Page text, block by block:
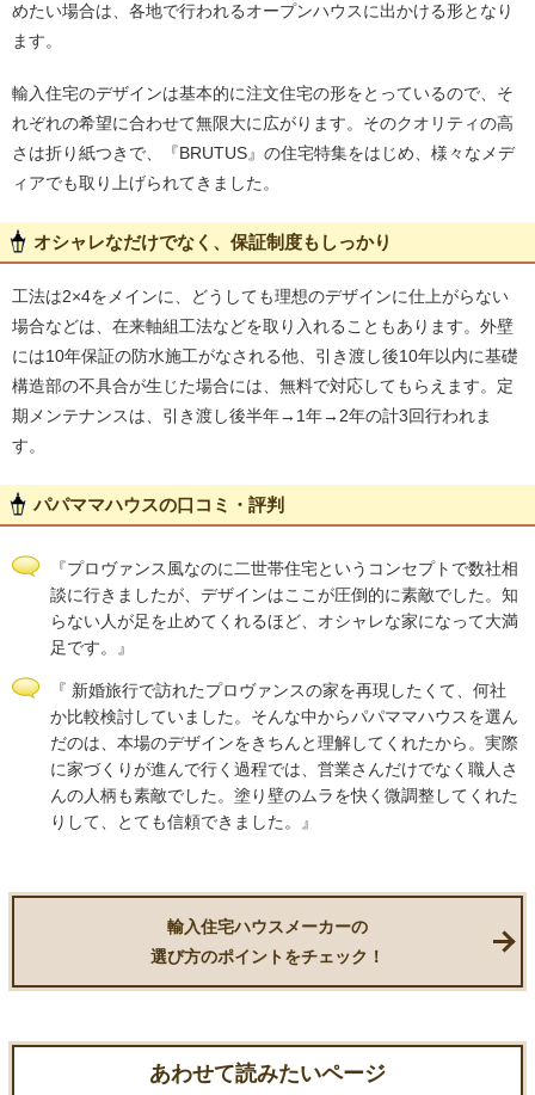
めたい場合は、各地で行われるオープンハウスに出かける形となり
ます。
輸入住宅のデザインは基本的に注文住宅の形をとっているので、そ
れぞれの希望に合わせて無限大に広がります。そのクオリティの高
さは折り紙つきで、『BRUTUS』の住宅特集をはじめ、様々なメデ
ィアでも取り上げられてきました。
オシャレなだけでなく、保証制度もしっかり
工法は2×4をメインに、どうしても理想のデザインに仕上がらない
場合などは、在来軸組工法などを取り入れることもあります。外壁
には10年保証の防水施工がなされる他、引き渡し後10年以内に基礎
構造部の不具合が生じた場合には、無料で対応してもらえます。定
期メンテナンスは、引き渡し後半年→1年→2年の計3回行われま
す。
パパママハウスの口コミ・評判
『プロヴァンス風なのに二世帯住宅というコンセプトで数社相
談に行きましたが、デザインはここが圧倒的に素敵でした。知
らない人が足を止めてくれるほど、オシャレな家になって大満
足です。』
『 新婚旅行で訪れたプロヴァンスの家を再現したくて、何社
か比較検討していました。そんな中からパパママハウスを選ん
だのは、本場のデザインをきちんと理解してくれたから。実際
に家づくりが進んで行く過程では、営業さんだけでなく職人さ
んの人柄も素敵でした。塗り壁のムラを快く微調整してくれた
りして、とても信頼できました。』
輸入住宅ハウスメーカーの
選び方のポイントをチェック！
あわせて読みたいページ